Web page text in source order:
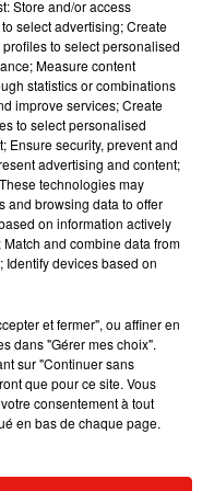
annonce un nouvel
tournée mondiale
Lens dévoilent leur
attendue
Snake changeait de
Store and/or access
select advertising; Create
to select personalised
Measure content
statistics or combinations
improve services; Create
to select personalised
Ensure security, prevent and
advertising and content;
technologies may
and browsing data to offer
on information actively
and combine data from
Identify devices based on
et fermer", ou affiner en
dans "Gérer mes choix".
sur "Continuer sans
que pour ce site. Vous
consentement à tout
en bas de chaque page.